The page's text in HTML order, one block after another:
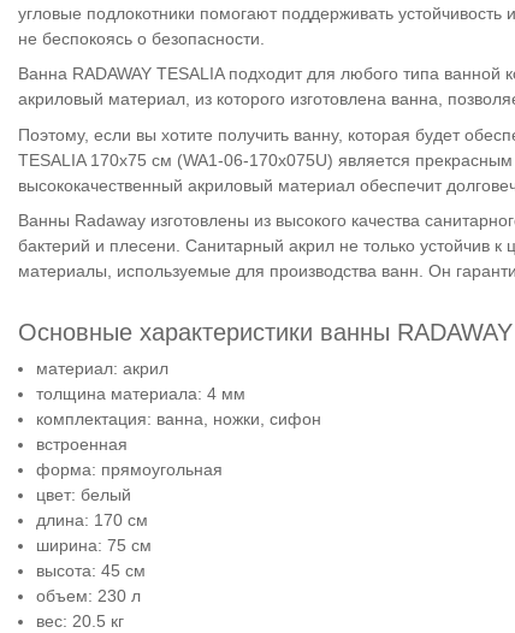
угловые подлокотники помогают поддерживать
не беспокоясь о безопасности.
Ванна RADAWAY TESALIA подходит для любого типа
акриловый материал, из которого изготовлена ​​ванна,
Поэтому, если вы хотите получить ванну, которая будет
TESALIA 170x75 см (WA1-06-170x075U) является
высококачественный акриловый материал обеспечит
Ванны Radaway изготовлены из высокого качества
бактерий и плесени. Санитарный акрил не только устойчив
материалы, используемые для производства ванн. Он
Основные характеристики ванны
материал: акрил
толщина материала: 4 мм
комплектация: ванна, ножки, сифон
встроенная
форма: прямоугольная
цвет: белый
длина: 170 см
ширина: 75 см
высота: 45 см
объем: 230 л
вес: 20.5 кг